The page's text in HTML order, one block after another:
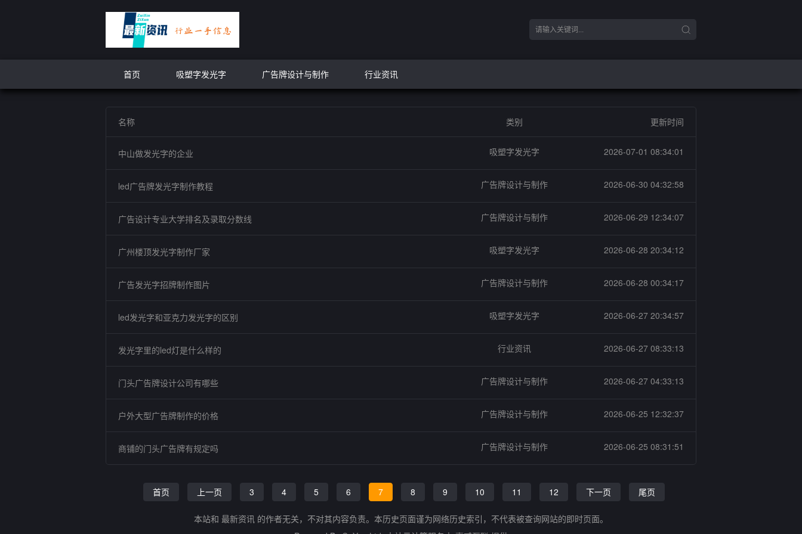
首页 吸塑字发光字 广告牌设计与制作 行业资讯
名称 类别 更新时间
中山做发光字的企业 吸塑字发光字 2026-07-01 08:34:01
led广告牌发光字制作教程 广告牌设计与制作 2026-06-30 04:32:58
广告设计专业大学排名及录取分数线 广告牌设计与制作 2026-06-29 12:34:07
广州楼顶发光字制作厂家 吸塑字发光字 2026-06-28 20:34:12
广告发光字招牌制作图片 广告牌设计与制作 2026-06-28 00:34:17
led发光字和亚克力发光字的区别 吸塑字发光字 2026-06-27 20:34:57
发光字里的led灯是什么样的 行业资讯 2026-06-27 08:33:13
门头广告牌设计公司有哪些 广告牌设计与制作 2026-06-27 04:33:13
户外大型广告牌制作的价格 广告牌设计与制作 2026-06-25 12:32:37
商铺的门头广告牌有规定吗 广告牌设计与制作 2026-06-25 08:31:51
首页 上一页 3 4 5 6 7 8 9 10 11 12 下一页 尾页
本站和 最新资讯 的作者无关，不对其内容负责。本历史页面谨为网络历史索引，不代表被查询网站的即时页面。